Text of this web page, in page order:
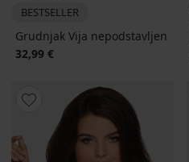
BESTSELLER
Grudnjak Vija nepodstavljen
32,99 €